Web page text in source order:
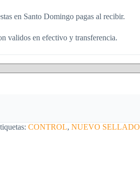
en Santo Domingo pagas al recibir.
validos en efectivo y transferencia.
CONTROL, NUEVO SELLADO